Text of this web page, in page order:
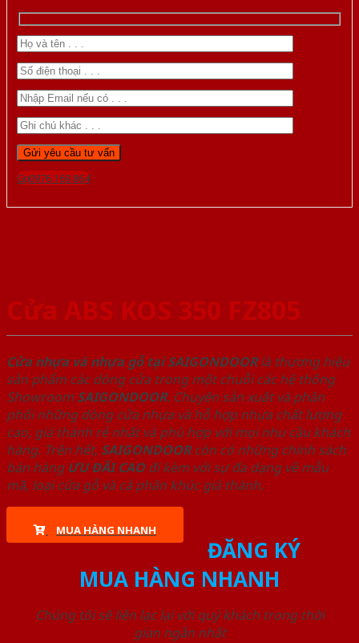
Gọi 0976.169.864
Cửa ABS KOS 350 FZ805
Cửa nhựa và nhựa gỗ tại SAIGONDOORlà thương hiệu
sản phẩm các dòng cửa trong một chuỗi các hệ thống
Showroom SAIGONDOOR. Chuyên sản xuất và phân
phối những dòng cửa nhựa và hỗ hợp nhựa chất lượng
cao, giá thành rẻ nhất và phù hợp với mọi nhu cầu khách
hàng. Trên hết, SAIGONDOORcòn có những chính sách
bán hàng ƯU ĐÃI CAOđi kèm với sự đa dạng về mẫu
mã, loại cửa gỗ và cả phân khúc giá thành.
MUA HÀNG NHANH
ĐĂNG KÝ
MUA HÀNG NHANH
Chúng tôi sẽ liên lạc lại với quý khách trong thời
gian ngắn nhất